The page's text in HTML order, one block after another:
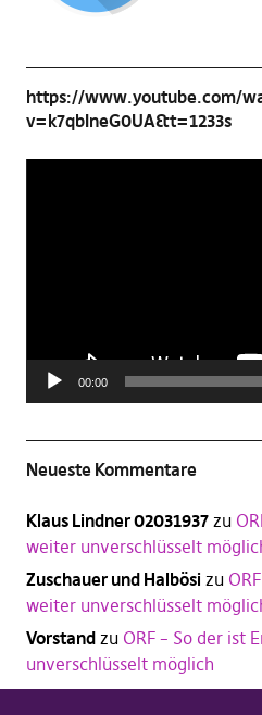
https://www.youtube.com/
v=k7qbIneG0UA&t=1233s
00:00
Neueste Kommentare
Klaus Lindner 02031937zu
weiter unverschlüsselt
Zuschauer und Halbösi zu
weiter unverschlüsselt
Vorstandzu ORF – So der ist
unverschlüsselt möglich